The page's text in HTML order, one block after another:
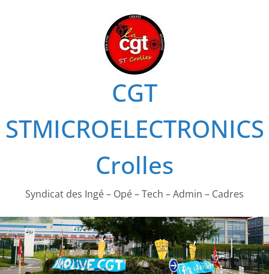
CGT
STMICROELECTRONICS
Crolles
Syndicat des Ingé – Opé – Tech – Admin – Cadres